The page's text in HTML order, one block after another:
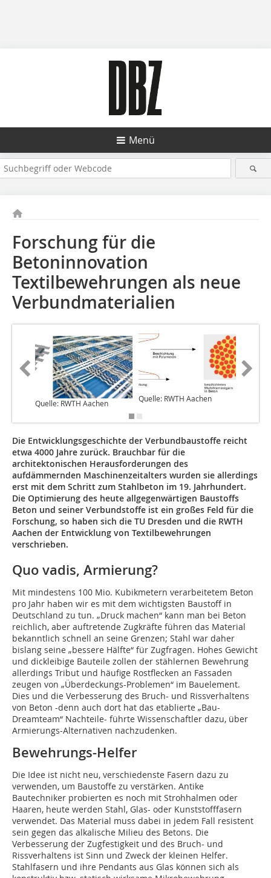
Menü
Forschung für die
Betoninnovation
Textilbewehrungen als neue
Verbundmaterialien
Quelle: RWTH Aachen
Quelle: RWTH Aachen
Die Entwicklungsgeschichte der Verbundbaustoffe reicht
etwa 4000 Jahre zurück. Brauchbar für die
architektonischen Herausforderungen des
aufdämmernden Maschinenzeitalters wurden sie allerdings
erst mit dem Schritt zum Stahlbeton im 19. Jahrhundert.
Die Optimierung des heute allgegenwärtigen Baustoffs
Beton und seiner Verbundstoffe ist ein großes Feld für die
Forschung, so haben sich die TU Dresden und die RWTH
Aachen der Entwicklung von Textilbewehrungen
verschrieben.
Quo vadis, Armierung?
Mit mindestens 100 Mio. Kubikmetern verarbeitetem Beton
pro Jahr haben wir es mit dem wichtigsten Baustoff in
Deutschland zu tun. „Druck machen“ kann man bei Beton
reichlich, aber auftretende Zugkräfte führen das Material
bekanntlich schnell an seine Grenzen; Stahl war daher
bislang seine „bessere Hälfte“ für Zugfragen. Hohes Gewicht
und dickleibige Bauteile zollen der stählernen Bewehrung
allerdings Tribut und häufige Rostflecken an Fassaden
zeugen von „Überdeckungs-Problemen“ im Bauelement.
Dies und die Verbesserung des Bruch- und Rissverhaltens
von Beton -denn auch dort hat das etablierte „Bau-
Dreamteam“ Nachteile- führte Wissenschaftler dazu, über
Armie­rungs-Alternativen nachzudenken.
Bewehrungs-Helfer
Die Idee ist nicht neu, verschiedenste Fasern dazu zu
verwenden, um Baustoffe zu verstärken. Antike
Bautechniker probierten es noch mit Strohhalmen oder
Haaren, heute werden Stahl, Glas- oder Kunststofffasern
verwendet. Das Material muss dabei in jedem Fall resistent
sein gegen das alkalische Milieu des Betons. Die
Verbesserung der Zugfestigkeit und des Bruch- und
Rissverhaltens ist Sinn und Zweck der kleinen Helfer.
Stahlfasern und ihre Pendants aus Glas können sich als